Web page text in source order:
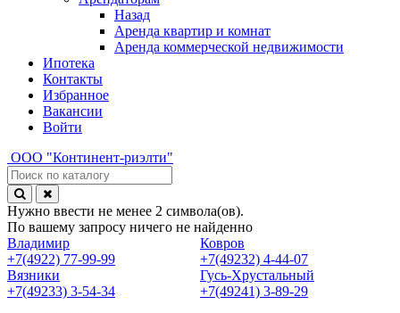
Назад
Аренда квартир и комнат
Аренда коммерческой недвижимости
Ипотека
Контакты
Избранное
Вакансии
Войти
ООО "Континент-риэлти"
Нужно ввести не менее 2 символа(ов).
По вашему запросу ничего не найденно
Владимир
+7(4922) 77-99-99
Ковров
+7(49232) 4-44-07
Вязники
+7(49233) 3-54-34
Гусь-Хрустальный
+7(49241) 3-89-29